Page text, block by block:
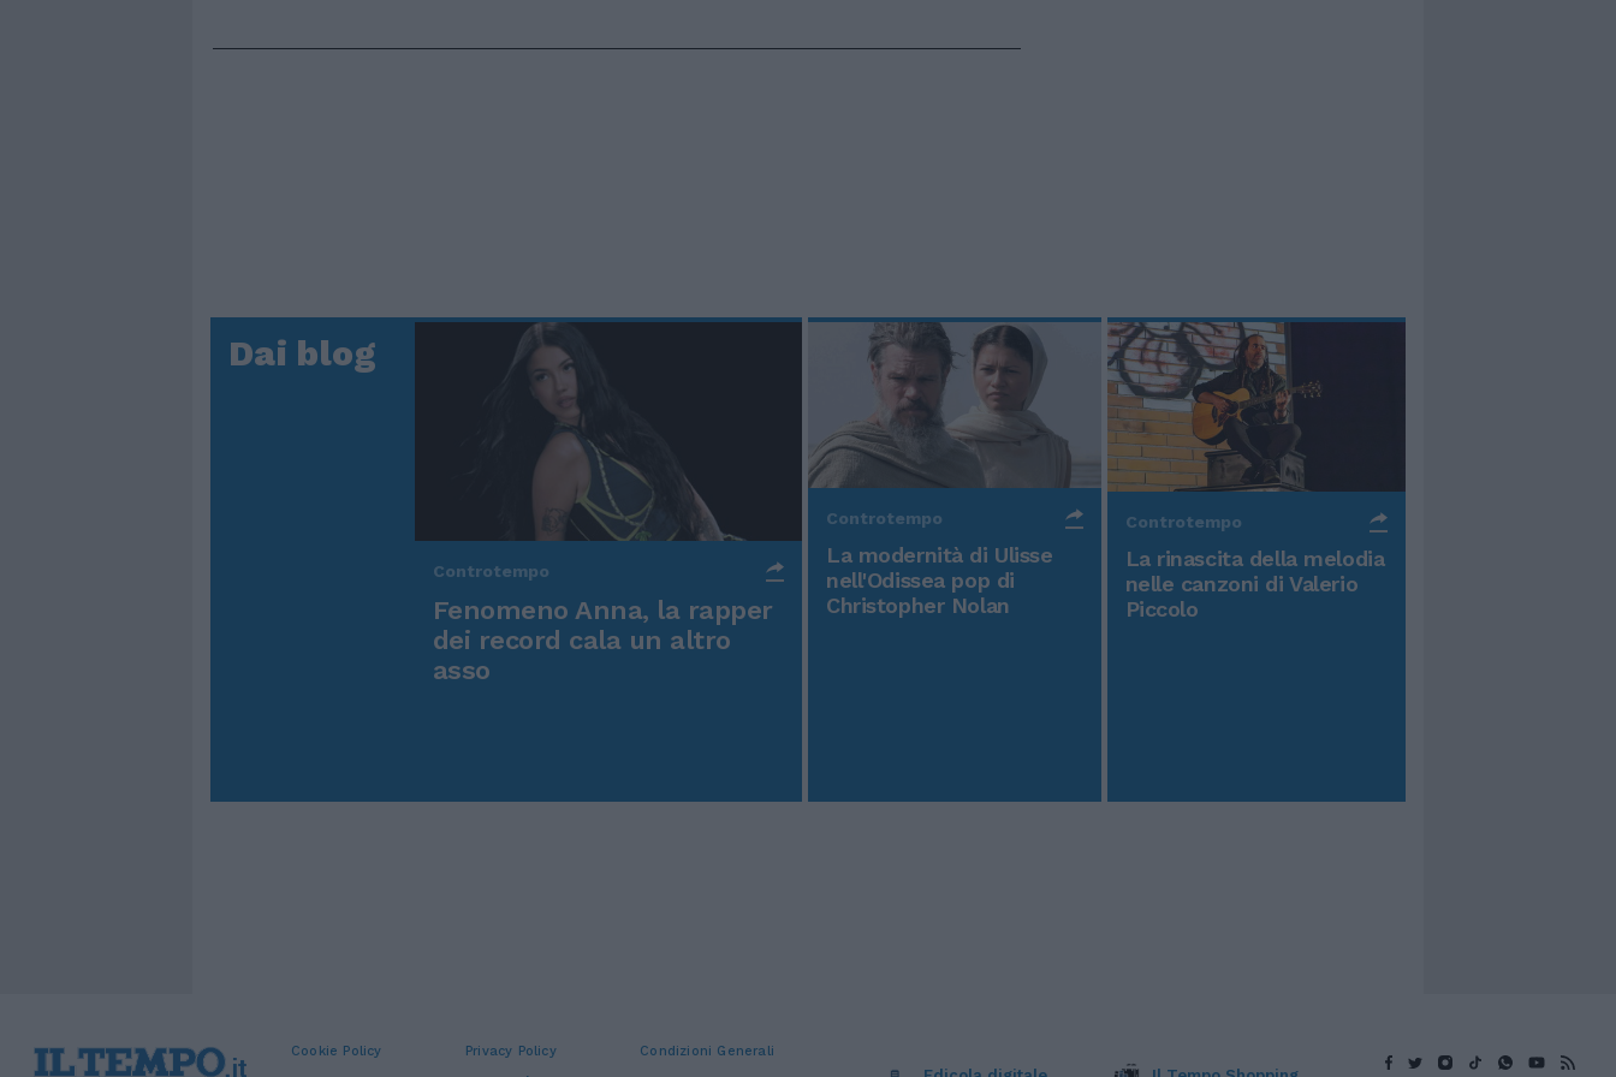
Dai blog
Controtempo
Fenomeno Anna, la rapper
dei record cala un altro
asso
Controtempo
La modernità di Ulisse
nell'Odissea pop di
Christopher Nolan
Controtempo
La rinascita della melodia
nelle canzoni di Valerio
Piccolo
Cookie Policy Privacy Policy
Condizioni Generali